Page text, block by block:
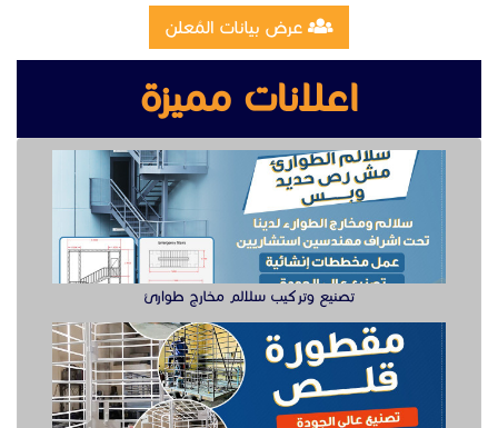
تصنيع وتركيب سلالم مخارج طوارئ
تصنيع مقطوره قلص الشرقية
وظيفة دهان سيارت للعمل في الخبر